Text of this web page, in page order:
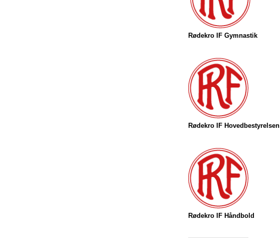
Rødekro IF Gymnastik
Rødekro IF Hovedbestyrelsen
Rødekro IF Håndbold